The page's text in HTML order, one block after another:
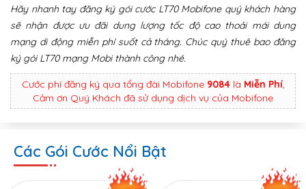
Hãy nhanh tay đăng ký gói cước LT70 Mobifone quý khách hàng
sẽ nhận được ưu đãi dung lượng tốc độ cao thoải mái dung
mạng di động miễn phí suốt cả tháng. Chúc quý thuê bao đăng
ký gói LT70 mạng Mobi thành công nhé.
Cước phí đăng ký qua tổng đài Mobifone 9084là Miễn Phí,
Cảm ơn Quý Khách đã sử dụng dịch vụ của Mobifone
Các Gói Cước Nổi Bật